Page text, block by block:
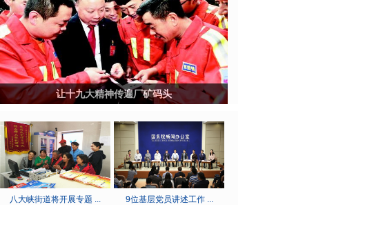
让十九大精神传遍厂矿码头
八大峡街道将开展专题 ... 9位基层党员讲述工作 ...